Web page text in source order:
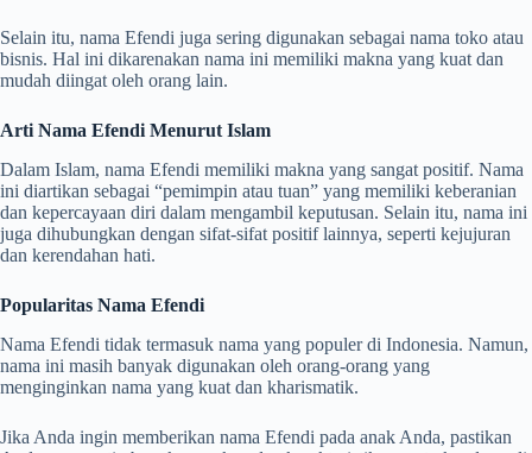
Selain itu, nama Efendi juga sering digunakan sebagai nama toko atau
bisnis. Hal ini dikarenakan nama ini memiliki makna yang kuat dan
mudah diingat oleh orang lain.
Arti Nama Efendi Menurut Islam
Dalam Islam, nama Efendi memiliki makna yang sangat positif. Nama
ini diartikan sebagai “pemimpin atau tuan” yang memiliki keberanian
dan kepercayaan diri dalam mengambil keputusan. Selain itu, nama ini
juga dihubungkan dengan sifat-sifat positif lainnya, seperti kejujuran
dan kerendahan hati.
Popularitas Nama Efendi
Nama Efendi tidak termasuk nama yang populer di Indonesia. Namun,
nama ini masih banyak digunakan oleh orang-orang yang
menginginkan nama yang kuat dan kharismatik.
Jika Anda ingin memberikan nama Efendi pada anak Anda, pastikan